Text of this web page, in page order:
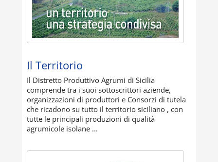
Il Territorio
Il Distretto Produttivo Agrumi di Sicilia
comprende tra i suoi sottoscrittori aziende,
organizzazioni di produttori e Consorzi di tutela
che ricadono su tutto il territorio siciliano , con
tutte le principali produzioni di qualità
agrumicole isolane ...